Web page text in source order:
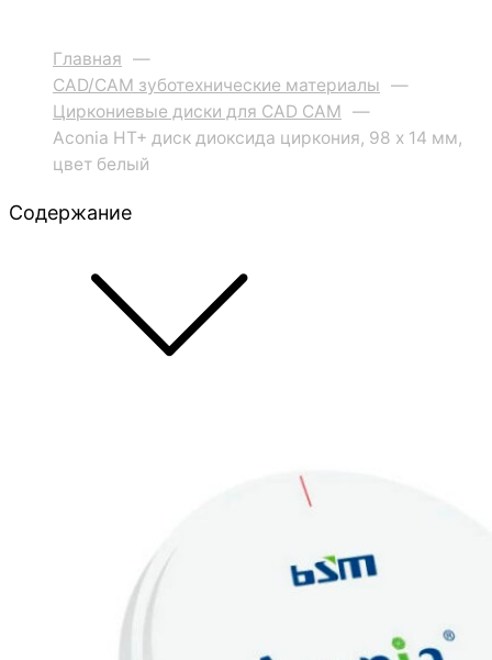
Главная —
CAD/CAM зуботехнические материалы —
Циркониевые диски для CAD CAM —
Aconia HT+ диск диоксида циркония, 98 x 14 мм,
цвет белый
Содержание